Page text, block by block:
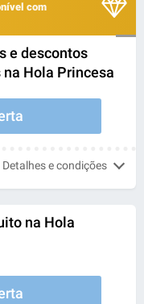
com
e descontos
Hola Princesa
Detalhes e condições
na Hola